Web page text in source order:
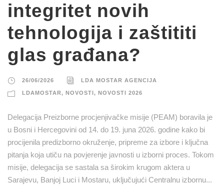
integritet novih
tehnologija i zaštititi
glas građana?
26/06/2026 LDA MOSTAR AGENCIJA
LDAMOSTAR, NOVOSTI, NOVOSTI 2026
Delegacija Preizborne procjenjivačke misije (PEAM) boravila je
u Bosni i Hercegovini od 14. do 19. juna 2026. godine kako bi
procijenila predizborno okruženje, pripreme za izbore i ključna
pitanja koja utiču na povjerenje javnosti u izborni proces. Tokom
misije, delegacija se sastala sa širokim krugom aktera u
Sarajevu, Banjoj Luci i Mostaru, uključujući Centralnu izbornu...